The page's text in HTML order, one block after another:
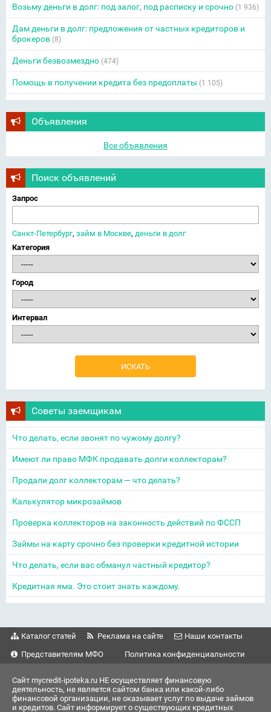
Возьму деньги в долг: под залог, под расписку и срочно (1 936)
Дам деньги в долг: предложения от частных кредиторов и
брокеров (8)
Деньги безвозмездно (474)
Помощь в получении кредита без предоплаты (1 105)
Объявления
Все объявления
Поиск объявлений
Запрос
Санкт-Петербург, займ в Москве, деньги в долг
Категория
Город
Интервал
Советы заемщикам
Что делать, если звонят по чужому долгу?
Имеют ли право МФК продавать долги коллекторам?
Продали долг коллекторам — что делать?
Калькулятор микрозаймов
Проверка коллекторов на законность действий по ФССП
Займы на карту срочно без проверки кредитной истории
Что делать, если вас обманул частный кредитор?
Кредитная яма. Это стоит знать каждому.
Каталог статей Реклама на сайте
Наши контакты
Представителям МФО
Политика конфиденциальности
Сайт mycredit-ipoteka.ru НЕ осуществляет финансовую
деятельность, не является сайтом банка или какой-либо
финансовой организации, не оказывает услуг по выдаче займов
и кредитов. Сайт информирует о существующих кредитных